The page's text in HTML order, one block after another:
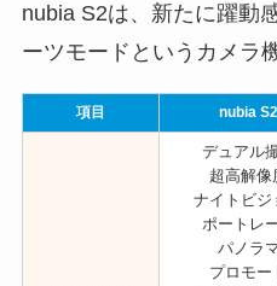
nubia S2は、新たに躍動
ーツモードというカメラ
項目 nubia S2
デュアル
超高解像
ナイトビジ
ポートレ
パノラ
プロモー